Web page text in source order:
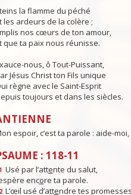
la flamme du péché
les ardeurs de la colère ;
nos cœurs de ton amour,
que ta paix nous réunisse.
nous, ô Tout-Puissant,
Jésus Christ ton Fils unique
règne avec le Saint-Esprit
toujours et dans les siècles.
espoir, c’est ta parole : aide-
: 118-11
Usé par l’attente du salut,
encore ta parole.
L’œil usé d’attendre tes